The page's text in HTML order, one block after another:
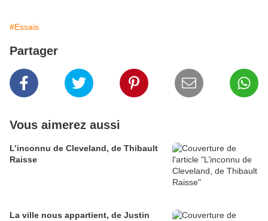
#Essais
Partager
Vous aimerez aussi
L’inconnu de Cleveland, de Thibault
Raisse
La ville nous appartient, de Justin